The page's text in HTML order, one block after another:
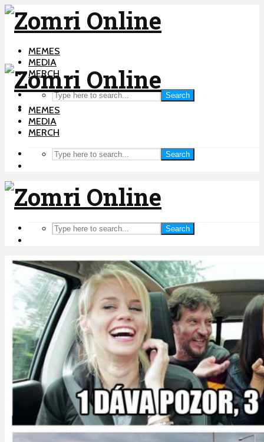
MEMES
MEDIA
MERCH
Search
MEMES
MEDIA
MERCH
Search
Search